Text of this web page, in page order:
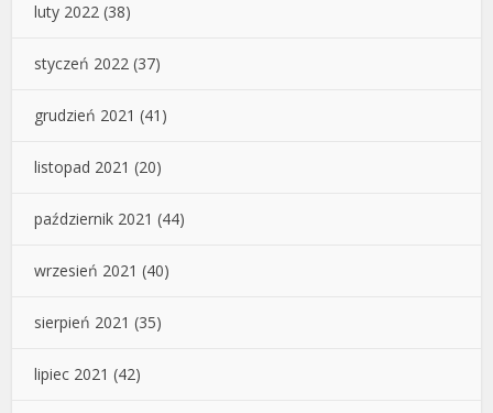
luty 2022 (38)
styczeń 2022 (37)
grudzień 2021 (41)
listopad 2021 (20)
październik 2021 (44)
wrzesień 2021 (40)
sierpień 2021 (35)
lipiec 2021 (42)